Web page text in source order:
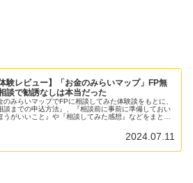
体験レビュー】「お金のみらいマップ」FP無
談で勧誘なしは本当だった
のみらいマップでFPに相談してみた体験談をもとに、
談までの申込方法』、『相談前に事前に準備しておい
うがいいこと』や『相談してみた感想』などをまとめ
2024.07.11